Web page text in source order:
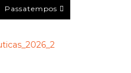
Passatempos